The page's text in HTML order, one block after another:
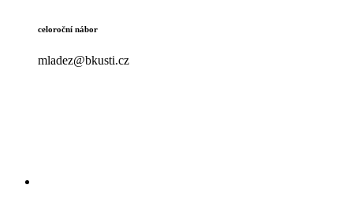
celoroční nábor
mladez@bkusti.cz